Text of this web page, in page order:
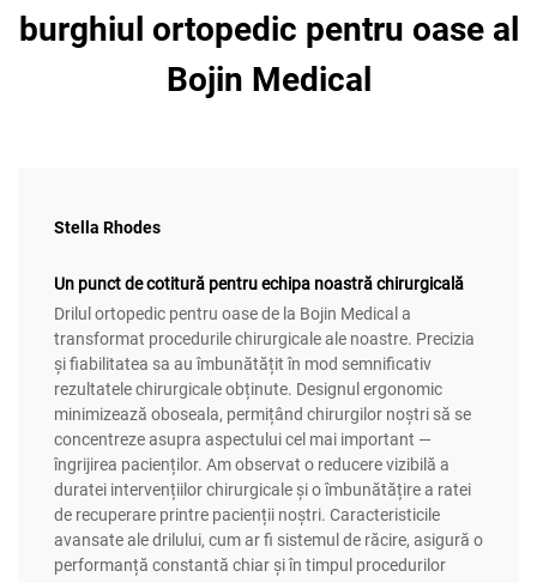
burghiul ortopedic pentru oase al
Bojin Medical
Stella Rhodes
Un punct de cotitură pentru echipa noastră chirurgicală
Drilul ortopedic pentru oase de la Bojin Medical a
transformat procedurile chirurgicale ale noastre. Precizia
și fiabilitatea sa au îmbunătățit în mod semnificativ
rezultatele chirurgicale obținute. Designul ergonomic
minimizează oboseala, permițând chirurgilor noștri să se
concentreze asupra aspectului cel mai important —
îngrijirea pacienților. Am observat o reducere vizibilă a
duratei intervențiilor chirurgicale și o îmbunătățire a ratei
de recuperare printre pacienții noștri. Caracteristicile
avansate ale drilului, cum ar fi sistemul de răcire, asigură o
performanță constantă chiar și în timpul procedurilor